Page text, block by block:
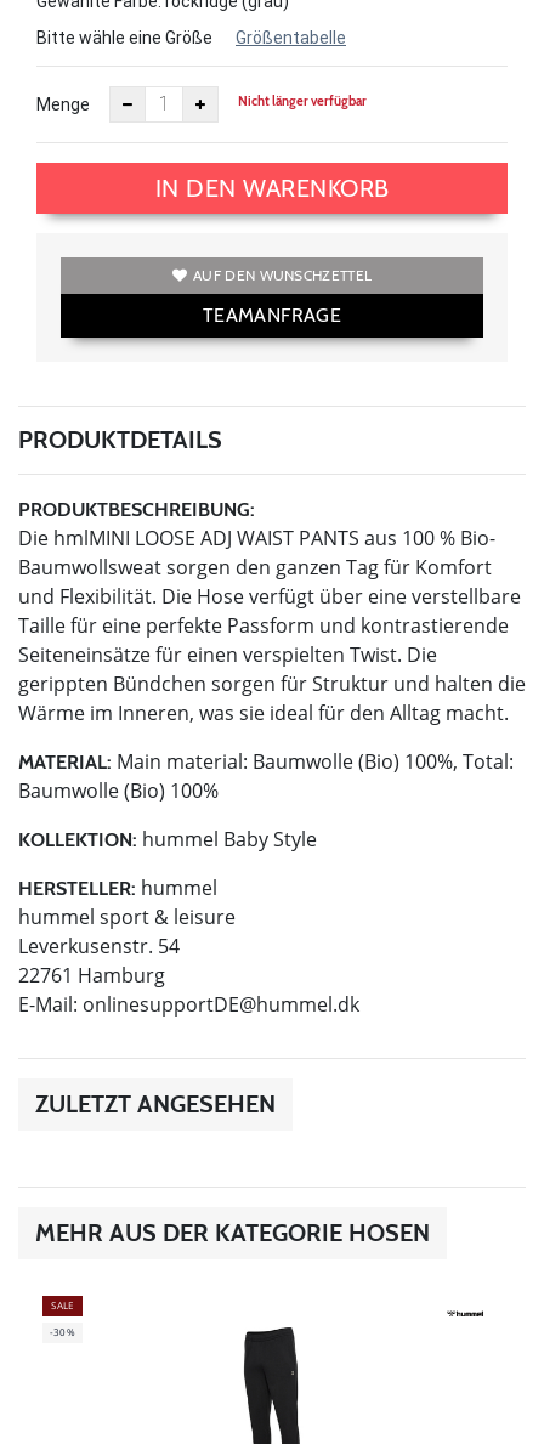
Bitte wähle eine Größe
Größentabelle
Menge Nicht länger verfügbar
IN DEN WARENKORB
AUF DEN WUNSCHZETTEL
TEAMANFRAGE
PRODUKTDETAILS
PRODUKTBESCHREIBUNG:
Die hmlMINI LOOSE ADJ WAIST PANTS aus 100 % Bio-
Baumwollsweat sorgen den ganzen Tag für Komfort
und Flexibilität. Die Hose verfügt über eine verstellbare
Taille für eine perfekte Passform und kontrastierende
Seiteneinsätze für einen verspielten Twist. Die
gerippten Bündchen sorgen für Struktur und halten die
Wärme im Inneren, was sie ideal für den Alltag macht.
MATERIAL: Main material: Baumwolle (Bio) 100%, Total:
Baumwolle (Bio) 100%
KOLLEKTION: hummel Baby Style
HERSTELLER: hummel
hummel sport & leisure
Leverkusenstr. 54
22761 Hamburg
E-Mail: onlinesupportDE@hummel.dk
ZULETZT ANGESEHEN
MEHR AUS DER KATEGORIE HOSEN
SALE
-30%